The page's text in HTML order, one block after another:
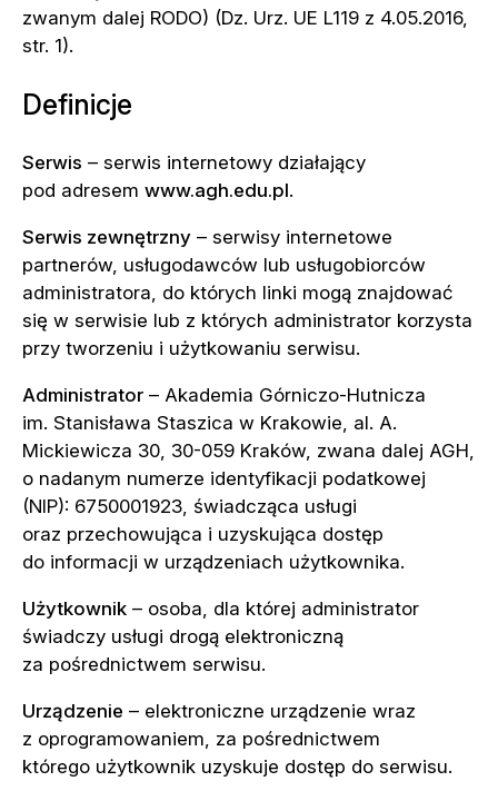
zwanym dalej RODO) (Dz. Urz. UE L119 z 4.05.2016,
str. 1).
Definicje
Serwis – serwis internetowy działający
pod adresem www.agh.edu.pl.
Serwis zewnętrzny – serwisy internetowe
partnerów, usługodawców lub usługobiorców
administratora, do których linki mogą znajdować
się w serwisie lub z których administrator korzysta
przy tworzeniu i użytkowaniu serwisu.
Administrator – Akademia Górniczo-Hutnicza
im. Stanisława Staszica w Krakowie, al. A.
Mickiewicza 30, 30-059 Kraków, zwana dalej AGH,
o nadanym numerze identyfikacji podatkowej
(NIP): 6750001923, świadcząca usługi
oraz przechowująca i uzyskująca dostęp
do informacji w urządzeniach użytkownika.
Użytkownik – osoba, dla której administrator
świadczy usługi drogą elektroniczną
za pośrednictwem serwisu.
Urządzenie – elektroniczne urządzenie wraz
z oprogramowaniem, za pośrednictwem
którego użytkownik uzyskuje dostęp do serwisu.